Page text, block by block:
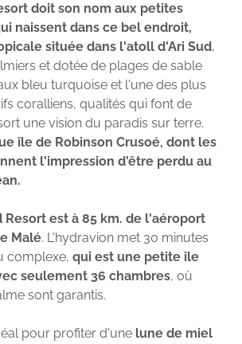
doit son nom aux petites
naissent dans ce bel endroit,
située dans l'atoll d'Ari Sud,
et dotée de plages de sable
bleu turquoise et l'une des plus
coralliens, qualités qui font de
une vision du paradis sur terre.
île de Robinson Crusoé, dont les
l'impression d'être perdu au
Resort est à 85 km. de l'aéroport
Malé. L'hydravion met 30 minutes
complexe, qui est une petite île
seulement 36 chambres, où
sont garantis.
pour profiter d'une lune de miel